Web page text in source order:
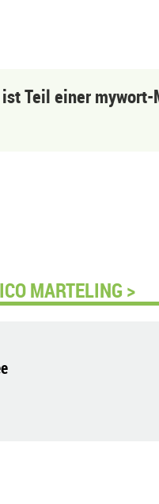
Teil einer
MARTELING >